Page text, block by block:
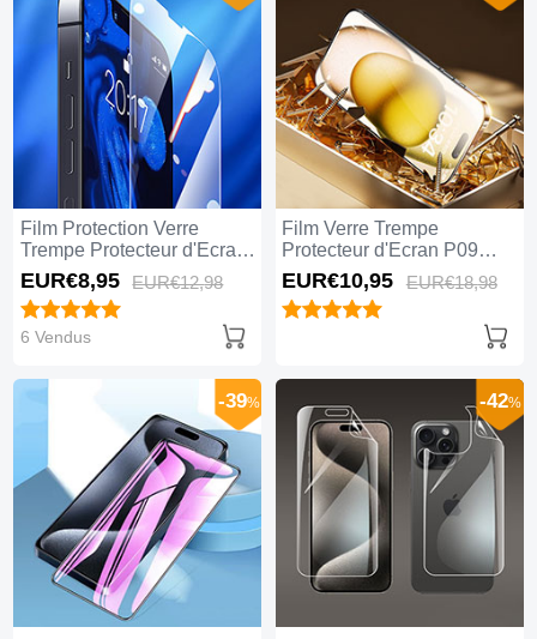
Film Protection Verre
Trempe Protecteur d'Ecran
pour Apple iPhone 15 Pro
Max Clair
EUR€8,95 EUR€12,98
6 Vendus
Film Verre Trempe
Protecteur d'Ecran P09
pour Apple iPhone 15 Pro
Max Clair
EUR€10,95 EUR€18,98
-39% -42%